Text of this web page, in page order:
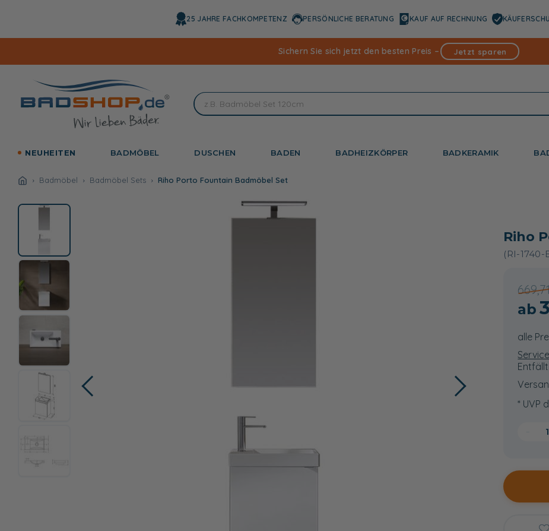
25 JAHRE FACHKOMPETENZ PERSÖNLICHE BERATUNG KAUF AUF RECHNUNG
Sichern Sie sich jetzt den besten Preis – Jetzt sparen
NEUHEITEN BADMÖBEL DUSCHEN BADEN BADHEIZKÖRPER BADKERAMIK
Badmöbel Badmöbel Sets Riho Porto Fountain Badmöbel Set
Riho
(RI-1740-
alle
* UVP